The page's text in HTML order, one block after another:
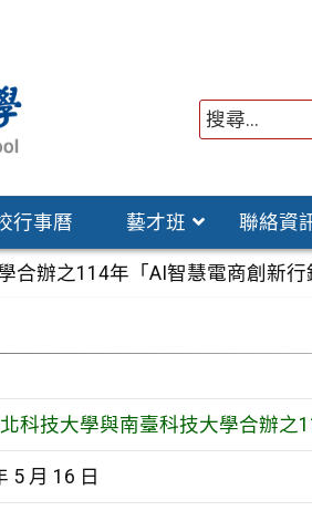
行事曆 藝才班 聯絡資
合辦之114年「AI智慧電商創新
科技大學與南臺科技大學合辦之
5 月 16 日